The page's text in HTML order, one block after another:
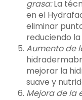
grasa:La
en el
eliminar
reduciendo
Aumento de
mejorar la
suave y
Mejora de la